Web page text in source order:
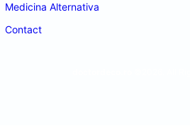
Medicina Alternativa
Contact